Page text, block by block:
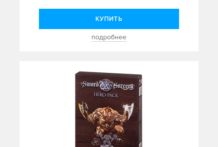
КУПИТЬ
подробнее